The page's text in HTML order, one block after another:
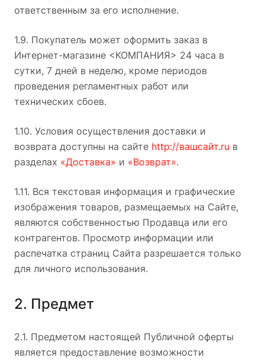
ответственным за его исполнение.
1.9. Покупатель может оформить заказ в
Интернет-магазине <КОМПАНИЯ> 24 часа в
сутки, 7 дней в неделю, кроме периодов
проведения регламентных работ или
технических сбоев.
1.10. Условия осуществления доставки и
возврата доступны на сайте http://вашсайт.ru в
разделах «Доставка» и «Возврат».
1.11. Вся текстовая информация и графические
изображения товаров, размещаемых на Сайте,
являются собственностью Продавца или его
контрагентов. Просмотр информации или
распечатка страниц Сайта разрешается только
для личного использования.
2. Предмет
2.1. Предметом настоящей Публичной оферты
является предоставление возможности